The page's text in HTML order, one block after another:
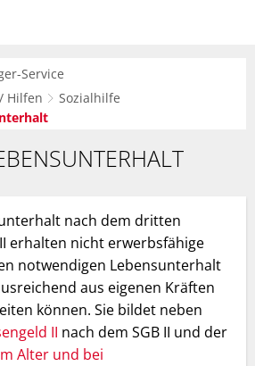
Service
Hilfen
Sozialhilfe
nach dem dritten
erhalten nicht erwerbsfähige
notwendigen Lebensunterhalt
aus eigenen Kräften
können. Sie bildet neben
II nach dem SGB II und der
Alter und bei